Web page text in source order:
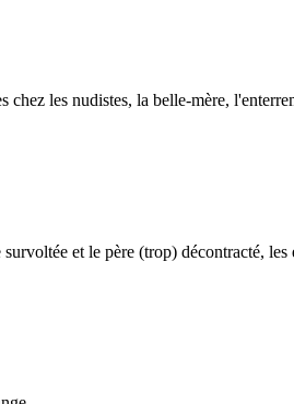
chez les nudistes, la belle-mère,
et le père (trop) décontracté,